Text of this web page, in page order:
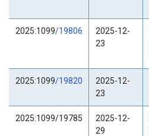
2025:1099/19806
2025-12-
23
2025:1099/19820
2025-12-
23
2025:1099/19785
2025-12-
29